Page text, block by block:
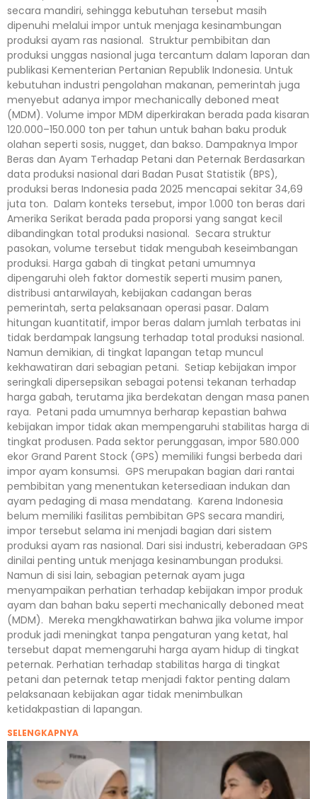
secara mandiri, sehingga kebutuhan tersebut masih
dipenuhi melalui impor untuk menjaga kesinambungan
produksi ayam ras nasional. Struktur pembibitan dan
produksi unggas nasional juga tercantum dalam laporan dan
publikasi Kementerian Pertanian Republik Indonesia. Untuk
kebutuhan industri pengolahan makanan, pemerintah juga
menyebut adanya impor mechanically deboned meat
(MDM). Volume impor MDM diperkirakan berada pada kisaran
120.000–150.000 ton per tahun untuk bahan baku produk
olahan seperti sosis, nugget, dan bakso. Dampaknya Impor
Beras dan Ayam Terhadap Petani dan Peternak Berdasarkan
data produksi nasional dari Badan Pusat Statistik (BPS),
produksi beras Indonesia pada 2025 mencapai sekitar 34,69
juta ton. Dalam konteks tersebut, impor 1.000 ton beras dari
Amerika Serikat berada pada proporsi yang sangat kecil
dibandingkan total produksi nasional. Secara struktur
pasokan, volume tersebut tidak mengubah keseimbangan
produksi. Harga gabah di tingkat petani umumnya
dipengaruhi oleh faktor domestik seperti musim panen,
distribusi antarwilayah, kebijakan cadangan beras
pemerintah, serta pelaksanaan operasi pasar. Dalam
hitungan kuantitatif, impor beras dalam jumlah terbatas ini
tidak berdampak langsung terhadap total produksi nasional.
Namun demikian, di tingkat lapangan tetap muncul
kekhawatiran dari sebagian petani. Setiap kebijakan impor
seringkali dipersepsikan sebagai potensi tekanan terhadap
harga gabah, terutama jika berdekatan dengan masa panen
raya. Petani pada umumnya berharap kepastian bahwa
kebijakan impor tidak akan mempengaruhi stabilitas harga di
tingkat produsen. Pada sektor perunggasan, impor 580.000
ekor Grand Parent Stock (GPS) memiliki fungsi berbeda dari
impor ayam konsumsi. GPS merupakan bagian dari rantai
pembibitan yang menentukan ketersediaan indukan dan
ayam pedaging di masa mendatang. Karena Indonesia
belum memiliki fasilitas pembibitan GPS secara mandiri,
impor tersebut selama ini menjadi bagian dari sistem
produksi ayam ras nasional. Dari sisi industri, keberadaan GPS
dinilai penting untuk menjaga kesinambungan produksi.
Namun di sisi lain, sebagian peternak ayam juga
menyampaikan perhatian terhadap kebijakan impor produk
ayam dan bahan baku seperti mechanically deboned meat
(MDM). Mereka mengkhawatirkan bahwa jika volume impor
produk jadi meningkat tanpa pengaturan yang ketat, hal
tersebut dapat memengaruhi harga ayam hidup di tingkat
peternak. Perhatian terhadap stabilitas harga di tingkat
petani dan peternak tetap menjadi faktor penting dalam
pelaksanaan kebijakan agar tidak menimbulkan
ketidakpastian di lapangan.
SELENGKAPNYA